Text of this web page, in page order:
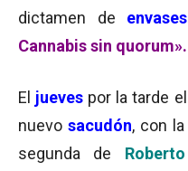
dictamen de envases
Cannabis sin quorum».
El jueves por la tarde el
nuevosacudón, con
segunda de